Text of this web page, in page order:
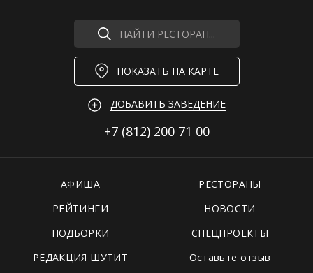
НАЙТИ РЕСТОРАН...
ПОКАЗАТЬ НА КАРТЕ
ДОБАВИТЬ ЗАВЕДЕНИЕ
+7 (812) 200 71 00
АФИША
РЕСТОРАНЫ
РЕЙТИНГИ
НОВОСТИ
ПОДБОРКИ
СПЕЦПРОЕКТЫ
РЕДАКЦИЯ ШУТИТ
Оставьте отзыв